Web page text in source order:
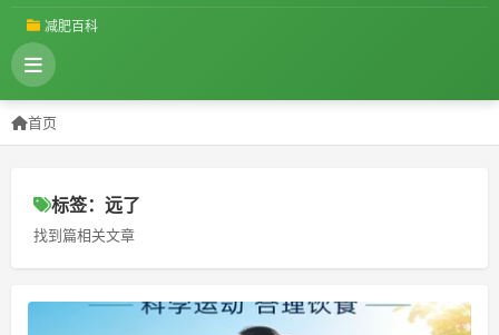
减肥百科
首页
标签：远了
找到篇相关文章